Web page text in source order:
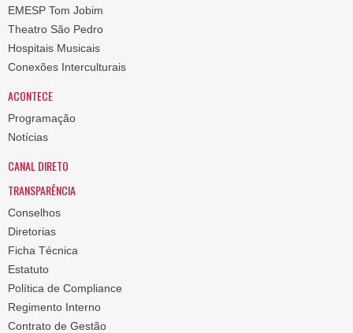
EMESP Tom Jobim
Theatro São Pedro
Hospitais Musicais
Conexões Interculturais
ACONTECE
Programação
Notícias
CANAL DIRETO
TRANSPARÊNCIA
Conselhos
Diretorias
Ficha Técnica
Estatuto
Política de Compliance
Regimento Interno
Contrato de Gestão